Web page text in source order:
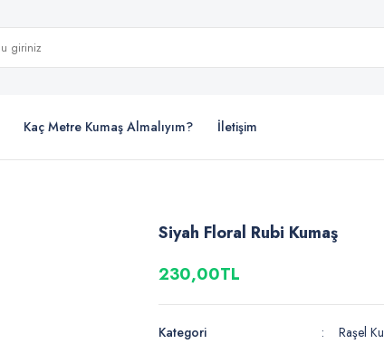
Kaç Metre Kumaş Almalıyım? İletişim
Siyah Floral Rubi Kumaş
230,00TL
Kategori Raşel